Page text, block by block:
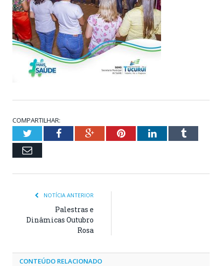
COMPARTILHAR:
TwitterFacebookGoogle+PinterestLinkedInTumblr
Email
NOTÍCIA ANTERIOR
Palestras e
Dinâmicas Outubro
Rosa
CONTEÚDO RELACIONADO